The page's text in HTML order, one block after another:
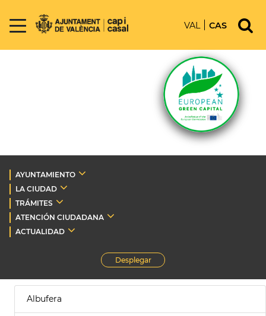
VAL CAS
AYUNTAMIENTO
LA CIUDAD
TRÁMITES
ATENCIÓN CIUDADANA
ACTUALIDAD
Desplegar
Albufera